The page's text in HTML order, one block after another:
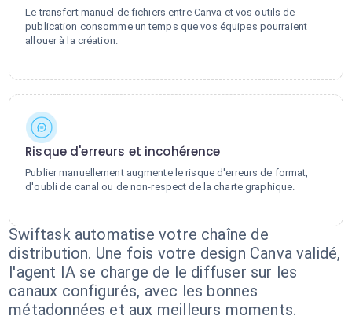
Le transfert manuel de fichiers entre Canva et vos outils de
publication consomme un temps que vos équipes pourraient
allouer à la création.
Risque d'erreurs et incohérence
Publier manuellement augmente le risque d'erreurs de format,
d'oubli de canal ou de non-respect de la charte graphique.
Swiftask automatise votre chaîne de
distribution. Une fois votre design Canva validé,
l'agent IA se charge de le diffuser sur les
canaux configurés, avec les bonnes
métadonnées et aux meilleurs moments.